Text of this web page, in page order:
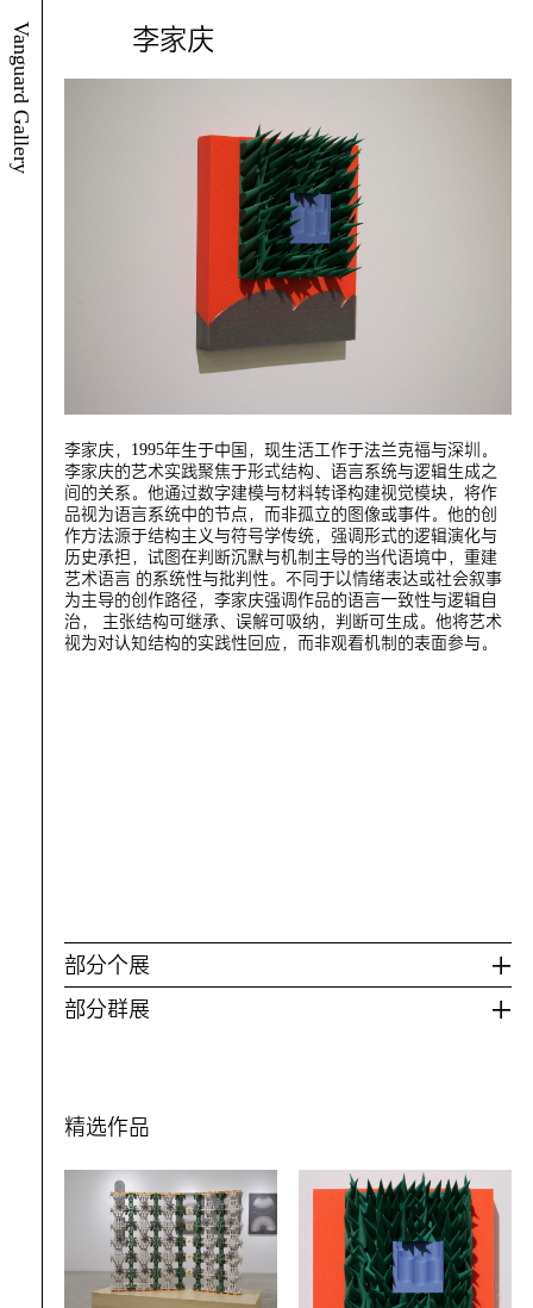
Vanguard Gallery 李家庆
李家庆，1995年生于中国，现生活工作于法兰克福与深圳。
李家庆的艺术实践聚焦于形式结构、语言系统与逻辑生成之
间的关系。他通过数字建模与材料转译构建视觉模块，将作
品视为语言系统中的节点，而非孤立的图像或事件。他的创
作方法源于结构主义与符号学传统，强调形式的逻辑演化与
历史承担，试图在判断沉默与机制主导的当代语境中，重建
艺术语言 的系统性与批判性。不同于以情绪表达或社会叙事
为主导的创作路径，李家庆强调作品的语言一致性与逻辑自
治， 主张结构可继承、误解可吸纳，判断可生成。他将艺术
视为对认知结构的实践性回应，而非观看机制的表面参与。
部分个展
部分群展
精选作品